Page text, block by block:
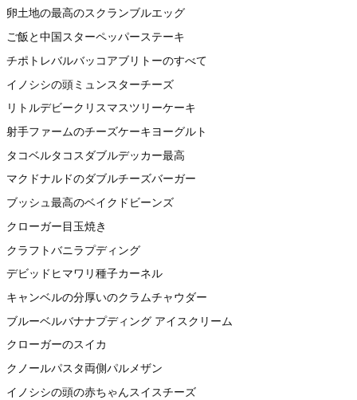
卵土地の最高のスクランブルエッグ
ご飯と中国スターペッパーステーキ
チポトレバルバッコアブリトーのすべて
イノシシの頭ミュンスターチーズ
リトルデビークリスマスツリーケーキ
射手ファームのチーズケーキヨーグルト
タコベルタコスダブルデッカー最高
マクドナルドのダブルチーズバーガー
ブッシュ最高のベイクドビーンズ
クローガー目玉焼き
クラフトバニラプディング
デビッドヒマワリ種子カーネル
キャンベルの分厚いのクラムチャウダー
ブルーベルバナナプディング アイスクリーム
クローガーのスイカ
クノールパスタ両側パルメザン
イノシシの頭の赤ちゃんスイスチーズ